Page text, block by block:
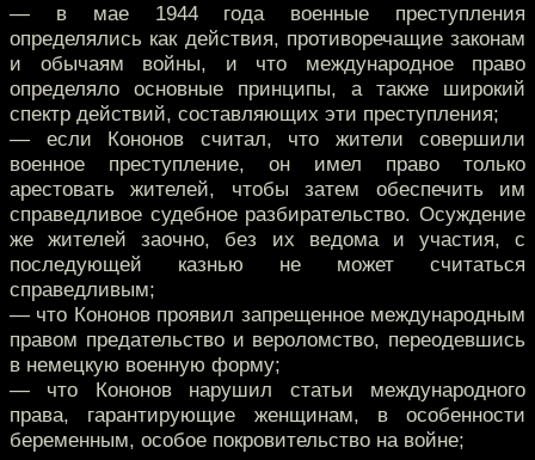
— в мае 1944 года военные преступления
определялись как действия, противоречащие законам
и обычаям войны, и что международное право
определяло основные принципы, а также широкий
спектр действий, составляющих эти преступления;
— если Кононов считал, что жители совершили
военное преступление, он имел право только
арестовать жителей, чтобы затем обеспечить им
справедливое судебное разбирательство. Осуждение
же жителей заочно, без их ведома и участия, с
последующей казнью не может считаться
справедливым;
— что Кононов проявил запрещенное международным
правом предательство и вероломство, переодевшись
в немецкую военную форму;
— что Кононов нарушил статьи международного
права, гарантирующие женщинам, в особенности
беременным, особое покровительство на войне;